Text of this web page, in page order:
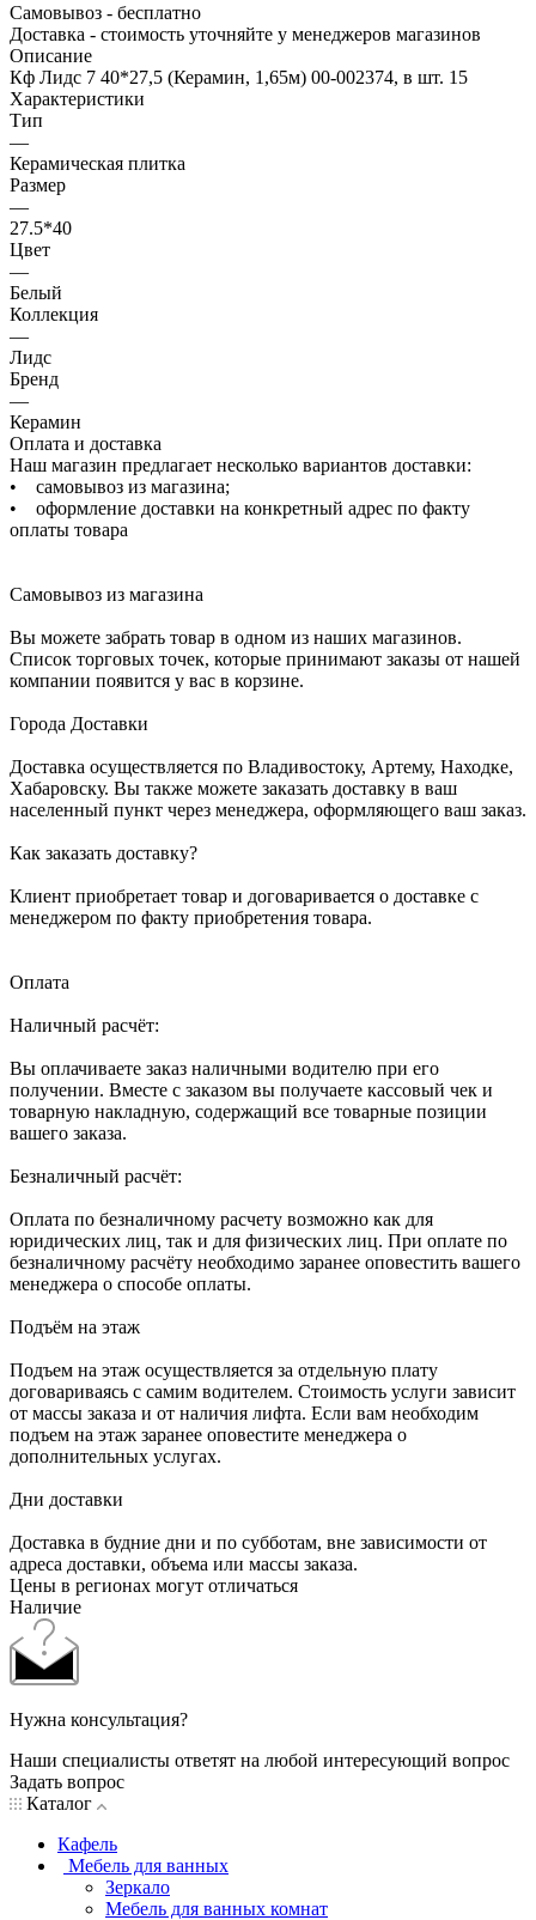
Самовывоз - бесплатно
Доставка - стоимость уточняйте у менеджеров магазинов
Описание
Кф Лидс 7 40*27,5 (Керамин, 1,65м) 00-002374, в шт. 15
Характеристики
Тип
—
Керамическая плитка
Размер
—
27.5*40
Цвет
—
Белый
Коллекция
—
Лидс
Бренд
—
Керамин
Оплата и доставка
Наш магазин предлагает несколько вариантов доставки:
• самовывоз из магазина;
• оформление доставки на конкретный адрес по факту
оплаты товара
Самовывоз из магазина
Вы можете забрать товар в одном из наших магазинов.
Список торговых точек, которые принимают заказы от нашей
компании появится у вас в корзине.
Города Доставки
Доставка осуществляется по Владивостоку, Артему, Находке,
Хабаровску. Вы также можете заказать доставку в ваш
населенный пункт через менеджера, оформляющего ваш заказ.
Как заказать доставку?
Клиент приобретает товар и договаривается о доставке с
менеджером по факту приобретения товара.
Оплата
Наличный расчёт:
Вы оплачиваете заказ наличными водителю при его
получении. Вместе с заказом вы получаете кассовый чек и
товарную накладную, содержащий все товарные позиции
вашего заказа.
Безналичный расчёт:
Оплата по безналичному расчету возможно как для
юридических лиц, так и для физических лиц. При оплате по
безналичному расчёту необходимо заранее оповестить вашего
менеджера о способе оплаты.
Подъём на этаж
Подъем на этаж осуществляется за отдельную плату
договариваясь с самим водителем. Стоимость услуги зависит
от массы заказа и от наличия лифта. Если вам необходим
подъем на этаж заранее оповестите менеджера о
дополнительных услугах.
Дни доставки
Доставка в будние дни и по субботам, вне зависимости от
адреса доставки, объема или массы заказа.
Цены в регионах могут отличаться
Наличие
Нужна консультация?
Наши специалисты ответят на любой интересующий вопрос
Задать вопрос
Каталог
Кафель
Мебель для ванных
Зеркало
Мебель для ванных комнат